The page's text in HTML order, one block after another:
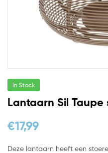
In Stock
Lantaarn Sil Taupe
€17,99
Deze lantaarn heeft een